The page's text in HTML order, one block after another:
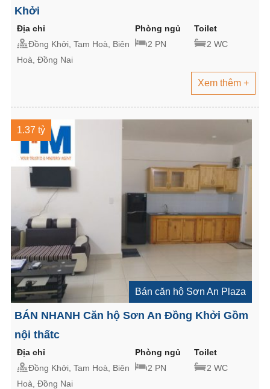
Khởi
Địa chỉ Phòng ngủ
Toilet
Đồng Khởi, Tam Hoà, Biên
Hoà, Đồng Nai
2 PN 2 WC
Xem thêm +
1.37 tỷ
Bán căn hộ Sơn An Plaza
BÁN NHANH Căn hộ Sơn An Đồng Khởi Gồm
nội thấtc
Địa chỉ Phòng ngủ
Toilet
Đồng Khởi, Tam Hoà, Biên
Hoà, Đồng Nai
2 PN 2 WC